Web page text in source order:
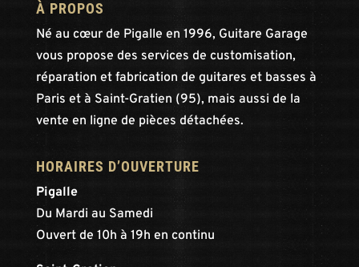
À PROPOS
Né au cœur de Pigalle en 1996, Guitare Garage
vous propose des services de customisation,
réparation et fabrication de guitares et basses à
Paris et à Saint-Gratien (95), mais aussi de la
vente en ligne de pièces détachées.
HORAIRES D’OUVERTURE
Pigalle
Du Mardi au Samedi
Ouvert de 10h à 19h en continu